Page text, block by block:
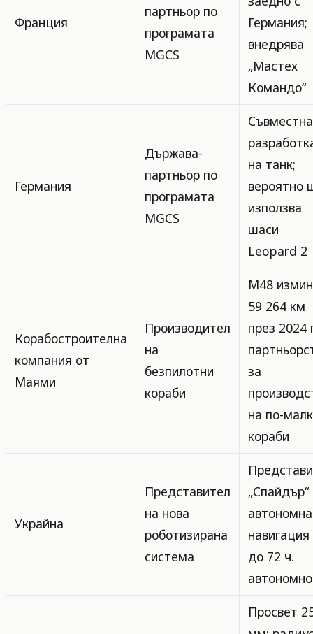
Франция
партньор по
програмата
MGCS
Германия;
внедрява
„Мастех
Командо“
Германия
Държава-
партньор по
програмата
MGCS
Съвместна
на танк;
вероятно
използва
шаси
Leopard 2
Корабостроителна
компания от
Маями
Производител
на
безпилотни
кораби
M48
59 264 км
през 2024
за
на по-
кораби
Украйна
Представител
на нова
роботизирана
система
Представи
„Спайдър“
автономна
навигация
до 72 ч.
Просвет